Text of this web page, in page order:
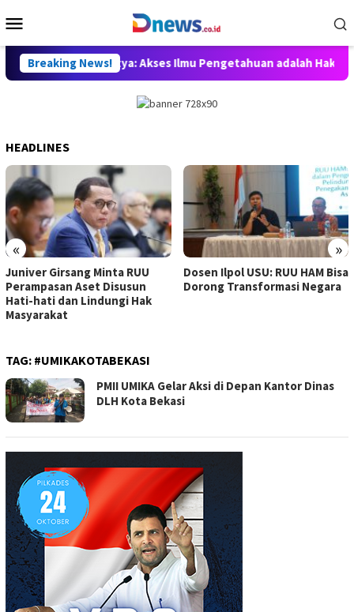
to
Menu
Breaking News!
Willy Aditya: Akses Ilmu Pengetahuan adalah Hak Dasar
HEADLINES
« »
Juniver Girsang Minta RUU
Perampasan Aset Disusun
Hati-hati dan Lindungi Hak
Masyarakat
Dosen Ilpol USU: RUU HAM Bisa
Dorong Transformasi Negara
TAG: #UMIKAKOTABEKASI
PMII UMIKA Gelar Aksi di Depan Kantor Dinas
DLH Kota Bekasi